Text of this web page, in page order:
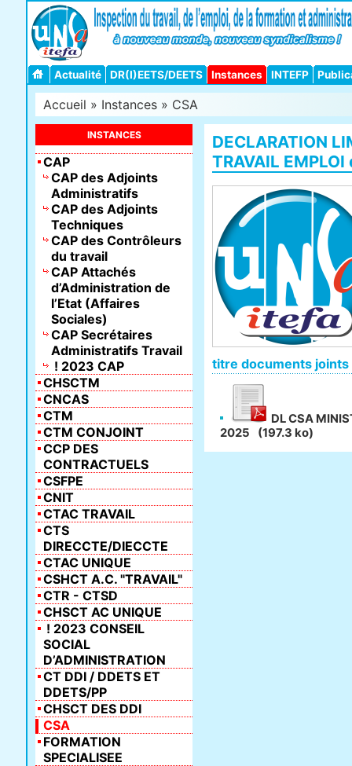
Actualité DR(I)EETS/DEETS Instances INTEFP
Accueil » Instances » CSA
DECLARATION
TRAVAIL
titre documents joints
DL CSA
2025
(197.3 ko)
INSTANCES
CAP
CAP des Adjoints
Administratifs
CAP des Adjoints
Techniques
CAP des Contrôleurs
du travail
CAP Attachés
d’Administration de
l’Etat (Affaires
Sociales)
CAP Secrétaires
Administratifs Travail
! 2023 CAP
CHSCTM
CNCAS
CTM
CTM CONJOINT
CCP DES
CONTRACTUELS
CSFPE
CNIT
CTAC TRAVAIL
CTS
DIRECCTE/DIECCTE
CTAC UNIQUE
CSHCT A.C. "TRAVAIL"
CTR - CTSD
CHSCT AC UNIQUE
! 2023 CONSEIL
SOCIAL
D’ADMINISTRATION
CT DDI / DDETS ET
DDETS/PP
CHSCT DES DDI
CSA
FORMATION
SPECIALISEE